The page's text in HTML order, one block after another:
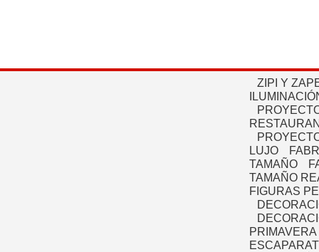
ZIPI Y
LUJO
TAMAÑO
TAMAÑO
FIGURAS
PRIMAVERA